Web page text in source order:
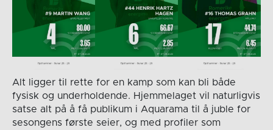
Alt ligger til rette for en kamp som kan bli både
fysisk og underholdende. Hjemmelaget vil naturligvis
satse alt på å få publikum i Aquarama til å juble for
sesongens første seier, og med profiler som